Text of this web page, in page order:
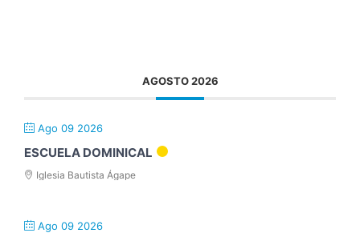
AGOSTO 2026
Ago 09 2026
ESCUELA DOMINICAL
Iglesia Bautista Ágape
Ago 09 2026